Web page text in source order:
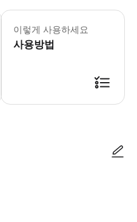
예약된 시간보다 10분 일찍 도착해
이렇게 사용하세요
사용방법